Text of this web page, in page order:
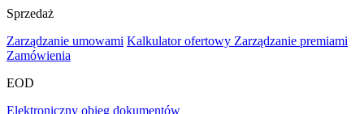
Sprzedaż
Zarządzanie umowami Kalkulator ofertowy Zarządzanie premiami
Zamówienia
EOD
Elektroniczny obieg dokumentów